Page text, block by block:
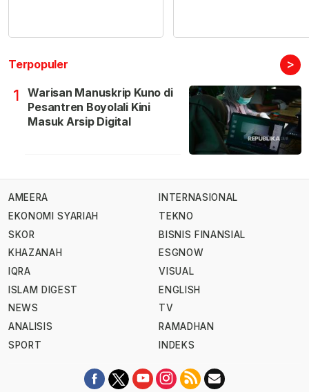
Terpopuler >
1
Warisan Manuskrip Kuno di
Pesantren Boyolali Kini
Masuk Arsip Digital
AMEERA
EKONOMI SYARIAH
SKOR
KHAZANAH
IQRA
ISLAM DIGEST
NEWS
ANALISIS
SPORT
INTERNASIONAL
TEKNO
BISNIS FINANSIAL
ESGNOW
VISUAL
ENGLISH
TV
RAMADHAN
INDEKS